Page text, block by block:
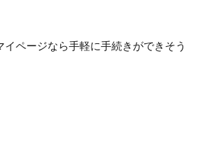
ページなら手軽に手続きができそう